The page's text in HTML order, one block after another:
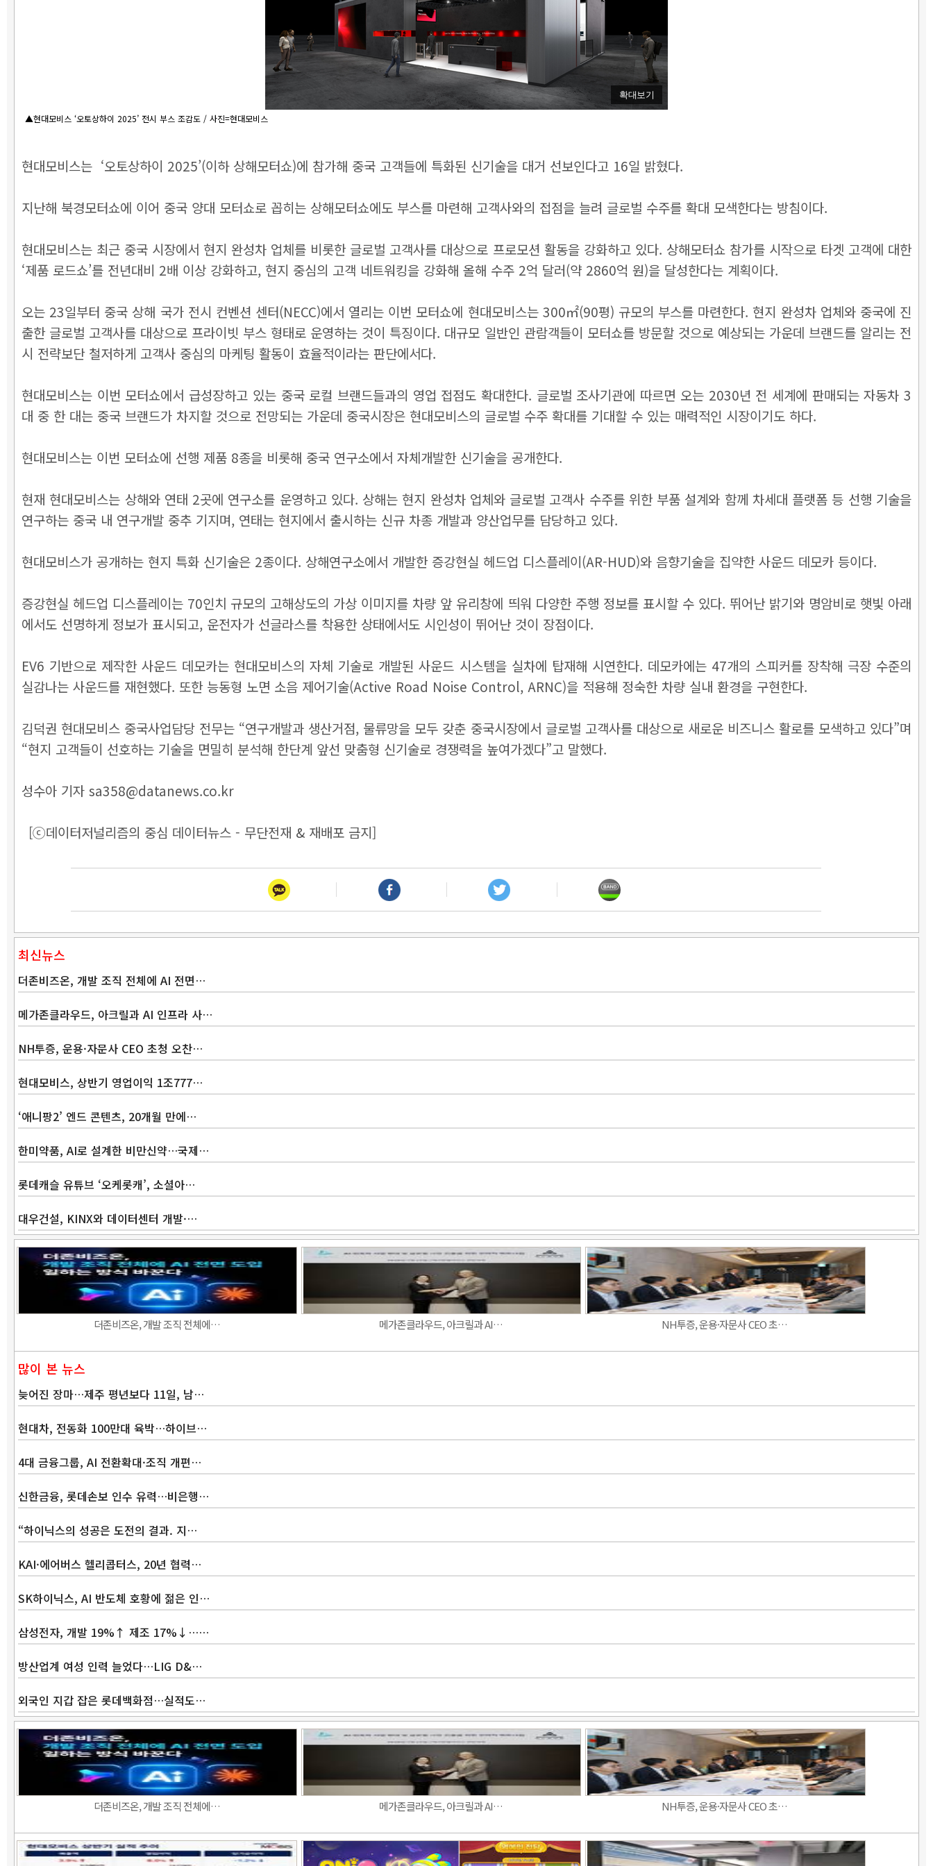
확대보기
▲현대모비스 ‘오토상하이 2025’ 전시 부스 조감도 / 사진=현대모비스
현대모비스는 ‘오토상하이 2025’(이하 상해모터쇼)에 참가해 중국 고객들에 특화된 신기술을 대거 선보인다고 16일 밝혔다.
지난해 북경모터쇼에 이어 중국 양대 모터쇼로 꼽히는 상해모터쇼에도 부스를 마련해 고객사와의 접점을 늘려 글로벌 수주를 확대 모색한다는 방침이다.
현대모비스는 최근 중국 시장에서 현지 완성차 업체를 비롯한 글로벌 고객사를 대상으로 프로모션 활동을 강화하고 있다. 상해모터쇼 참가를 시작으로 타겟 고객에 대한
‘제품 로드쇼’를 전년대비 2배 이상 강화하고, 현지 중심의 고객 네트워킹을 강화해 올해 수주 2억 달러(약 2860억 원)을 달성한다는 계획이다.
오는 23일부터 중국 상해 국가 전시 컨벤션 센터(NECC)에서 열리는 이번 모터쇼에 현대모비스는 300㎡(90평) 규모의 부스를 마련한다. 현지 완성차 업체와 중국에 진
출한 글로벌 고객사를 대상으로 프라이빗 부스 형태로 운영하는 것이 특징이다. 대규모 일반인 관람객들이 모터쇼를 방문할 것으로 예상되는 가운데 브랜드를 알리는 전
시 전략보단 철저하게 고객사 중심의 마케팅 활동이 효율적이라는 판단에서다.
현대모비스는 이번 모터쇼에서 급성장하고 있는 중국 로컬 브랜드들과의 영업 접점도 확대한다. 글로벌 조사기관에 따르면 오는 2030년 전 세계에 판매되는 자동차 3
대 중 한 대는 중국 브랜드가 차지할 것으로 전망되는 가운데 중국시장은 현대모비스의 글로벌 수주 확대를 기대할 수 있는 매력적인 시장이기도 하다.
현대모비스는 이번 모터쇼에 선행 제품 8종을 비롯해 중국 연구소에서 자체개발한 신기술을 공개한다.
현재 현대모비스는 상해와 연태 2곳에 연구소를 운영하고 있다. 상해는 현지 완성차 업체와 글로벌 고객사 수주를 위한 부품 설계와 함께 차세대 플랫폼 등 선행 기술을
연구하는 중국 내 연구개발 중추 기지며, 연태는 현지에서 출시하는 신규 차종 개발과 양산업무를 담당하고 있다.
현대모비스가 공개하는 현지 특화 신기술은 2종이다. 상해연구소에서 개발한 증강현실 헤드업 디스플레이(AR-HUD)와 음향기술을 집약한 사운드 데모카 등이다.
증강현실 헤드업 디스플레이는 70인치 규모의 고해상도의 가상 이미지를 차량 앞 유리창에 띄워 다양한 주행 정보를 표시할 수 있다. 뛰어난 밝기와 명암비로 햇빛 아래
에서도 선명하게 정보가 표시되고, 운전자가 선글라스를 착용한 상태에서도 시인성이 뛰어난 것이 장점이다.
EV6 기반으로 제작한 사운드 데모카는 현대모비스의 자체 기술로 개발된 사운드 시스템을 실차에 탑재해 시연한다. 데모카에는 47개의 스피커를 장착해 극장 수준의
실감나는 사운드를 재현했다. 또한 능동형 노면 소음 제어기술(Active Road Noise Control, ARNC)을 적용해 정숙한 차량 실내 환경을 구현한다.
김덕권 현대모비스 중국사업담당 전무는 “연구개발과 생산거점, 물류망을 모두 갖춘 중국시장에서 글로벌 고객사를 대상으로 새로운 비즈니스 활로를 모색하고 있다”며
“현지 고객들이 선호하는 기술을 면밀히 분석해 한단계 앞선 맞춤형 신기술로 경쟁력을 높여가겠다”고 말했다.
성수아 기자 sa358@datanews.co.kr
[ⓒ데이터저널리즘의 중심 데이터뉴스 - 무단전재 & 재배포 금지]
최신뉴스
더존비즈온, 개발 조직 전체에 AI 전면…
메가존클라우드, 아크릴과 AI 인프라 사…
NH투증, 운용·자문사 CEO 초청 오찬…
현대모비스, 상반기 영업이익 1조777…
‘애니팡2’ 엔드 콘텐츠, 20개월 만에…
한미약품, AI로 설계한 비만신약…국제…
롯데캐슬 유튜브 ‘오케롯캐’, 소셜아…
대우건설, KINX와 데이터센터 개발·…
더존비즈온, 개발 조직 전체에… 메가존클라우드, 아크릴과 AI… NH투증, 운용·자문사 CEO 초…
많이 본 뉴스
늦어진 장마…제주 평년보다 11일, 남…
현대차, 전동화 100만대 육박…하이브…
4대 금융그룹, AI 전환확대·조직 개편…
신한금융, 롯데손보 인수 유력…비은행…
“하이닉스의 성공은 도전의 결과. 지…
KAI·에어버스 헬리콥터스, 20년 협력…
SK하이닉스, AI 반도체 호황에 젊은 인…
삼성전자, 개발 19%↑ 제조 17%↓……
방산업계 여성 인력 늘었다…LIG D&…
외국인 지갑 잡은 롯데백화점…실적도…
더존비즈온, 개발 조직 전체에… 메가존클라우드, 아크릴과 AI… NH투증, 운용·자문사 CEO 초…